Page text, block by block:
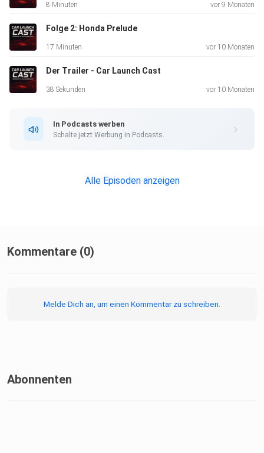
8 Minuten vor 9 Monaten
Folge 2: Honda Prelude
17 Minuten vor 10 Monaten
Der Trailer - Car Launch Cast
38 Sekunden vor 10 Monaten
In Podcasts werben
Schalte jetzt Werbung in Podcasts.
Alle Episoden anzeigen
Kommentare (0)
Melde Dich an, um einen Kommentar zu schreiben.
Abonnenten